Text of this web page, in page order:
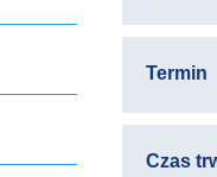
Termin
Czas